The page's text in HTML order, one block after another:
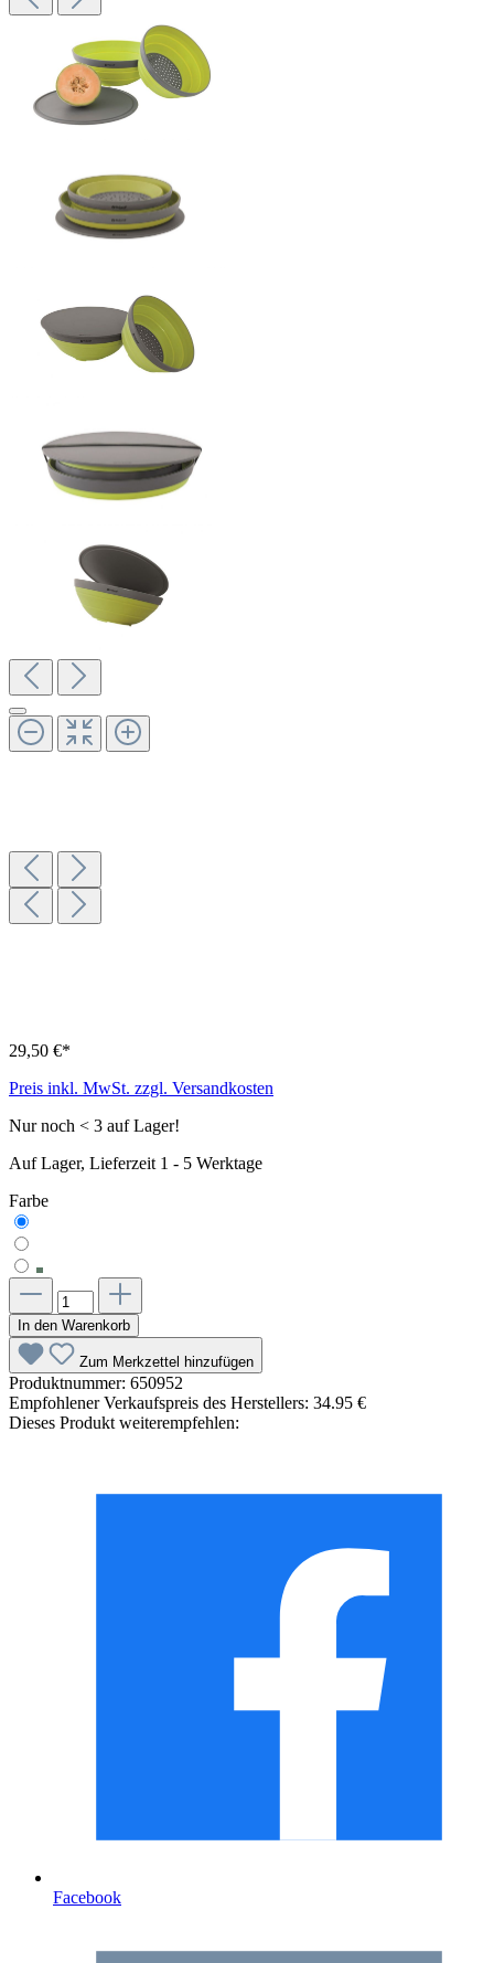
29,50 €*
Preis inkl. MwSt. zzgl. Versandkosten
Nur noch < 3 auf Lager!
Auf Lager, Lieferzeit 1 - 5 Werktage
Farbe
In den Warenkorb
Zum Merkzettel hinzufügen
Produktnummer: 650952
Empfohlener Verkaufspreis des Herstellers: 34.95 €
Dieses Produkt weiterempfehlen:
Facebook